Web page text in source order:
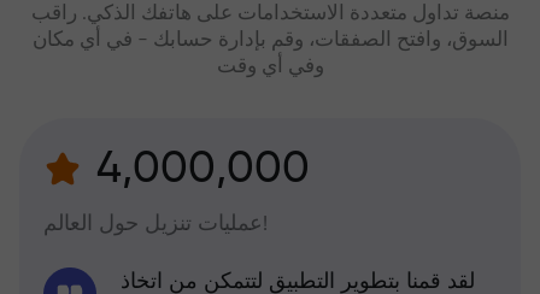
منصة تداول متعددة الاستخدامات على هاتفك الذكي. راقب
السوق، وافتح الصفقات، وقم بإدارة حسابك - في أي مكان
وفي أي وقت
4,000,000
عمليات تنزيل حول العالم!
لقد قمنا بتطوير التطبيق لتتمكن من اتخاذ